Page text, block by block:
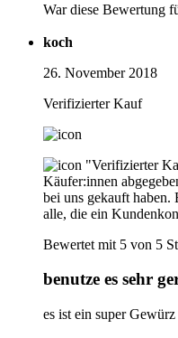
War diese Bewertung
koch
26. November 2018
Verifizierter Kauf
"Verifizierter
Käufer:innen
bei uns gekauft haben.
alle, die ein
Bewertet mit 5 von 5
benutze es sehr
es ist ein super